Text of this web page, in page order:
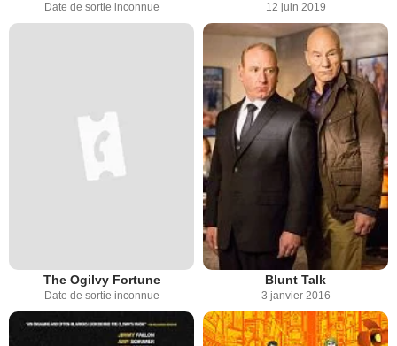
Date de sortie inconnue 12 juin 2019
The Ogilvy Fortune
Date de sortie inconnue
Blunt Talk
3 janvier 2016